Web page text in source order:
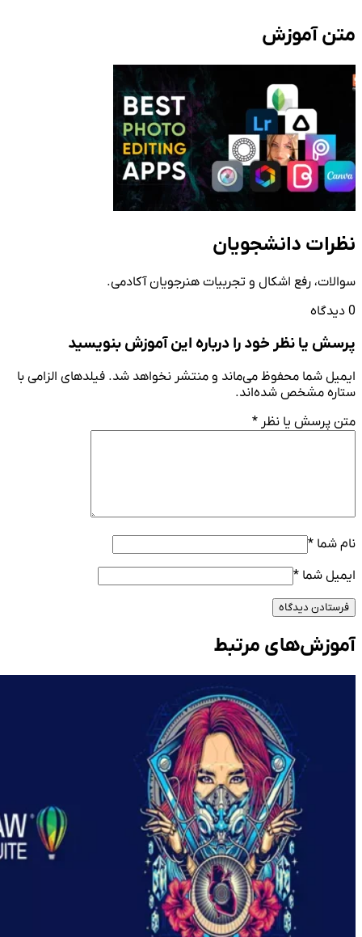
متن آموزش
نظرات دانشجویان
سوالات، رفع اشکال و تجربیات هنرجویان آکادمی.
پرسش یا نظر خود را درباره این آموزش بنویسید
ایمیل شما محفوظ می‌ماند و منتشر نخواهد شد. فیلدهای الزامی با
ستاره مشخص شده‌اند.
متن پرسش یا نظر*
نام شما*
ایمیل شما*
فرستادن دیدگاه
آموزش‌های مرتبط